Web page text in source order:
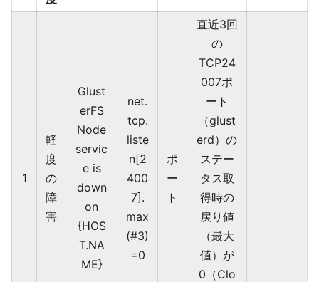
1
軽
度
の
障
害
Glust
erFS
Node
servic
e is
down
on
{HOS
T.NA
ME}
net.
tcp.
liste
n[2
400
7].
max
(#3)
=0
ポ
ー
ト
直近3回
の
TCP24
007ポ
ート
（glust
erd）の
ステー
タス取
得時の
戻り値
（最大
値）が
0（Clo